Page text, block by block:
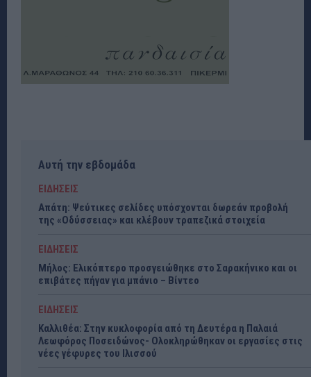
Αυτή την εβδομάδα
ΕΙΔΗΣΕΙΣ
Απάτη: Ψεύτικες σελίδες υπόσχονται δωρεάν προβολή
της «Οδύσσειας» και κλέβουν τραπεζικά στοιχεία
ΕΙΔΗΣΕΙΣ
Μήλος: Ελικόπτερο προσγειώθηκε στο Σαρακήνικο και οι
επιβάτες πήγαν για μπάνιο – Βίντεο
ΕΙΔΗΣΕΙΣ
Καλλιθέα: Στην κυκλοφορία από τη Δευτέρα η Παλαιά
Λεωφόρος Ποσειδώνος- Ολοκληρώθηκαν οι εργασίες στις
νέες γέφυρες του Ιλισσού